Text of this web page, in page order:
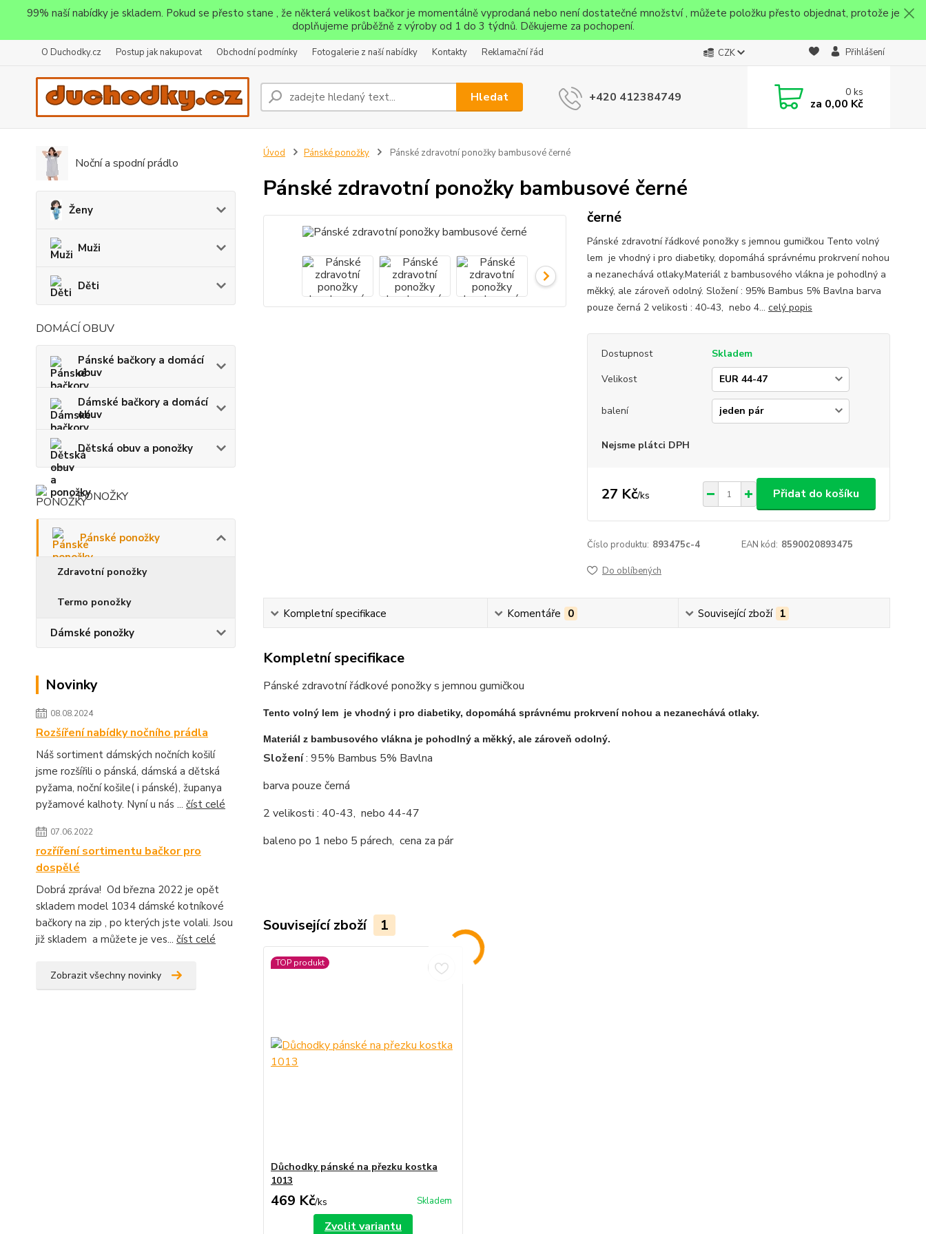
99% naší nabídky je skladem. Pokud se přesto stane , že některá velikost bačkor je momentálně vyprodaná nebo není dostatečné množství , můžete položku přesto objednat, protože je
doplňujeme průběžně z výroby od 1 do 3 týdnů. Děkujeme za pochopení.
O Duchodky.cz Postup jak nakupovat Obchodní podmínky Fotogalerie z naší nabídky Kontakty Reklamační řád CZK Přihlášení
Hledat +420 412384749 0ks
za 0,00 Kč
Noční a spodní prádlo
Ženy
Muži
Děti
DOMÁCÍ OBUV
Pánské bačkory a domácí
obuv
Dámské bačkory a domácí
obuv
Dětská obuv a ponožky
PONOŽKY
Pánské ponožky
Zdravotní ponožky
Termo ponožky
Dámské ponožky
Novinky
08.08.2024
Rozšíření nabídky nočního prádla
Náš sortiment dámských nočních košilí
jsme rozšířili o pánská, dámská a dětská
pyžama, noční košile( i pánské), županya
pyžamové kalhoty. Nyní u nás ... číst celé
07.06.2022
rozříření sortimentu bačkor pro
dospělé
Dobrá zpráva! Od března 2022 je opět
skladem model 1034 dámské kotníkové
bačkory na zip , po kterých jste volali. Jsou
již skladem a můžete je ves... číst celé
Zobrazit všechny novinky
Úvod Pánské ponožky Pánské zdravotní ponožky bambusové černé
Pánské zdravotní ponožky bambusové černé
černé
Pánské zdravotní řádkové ponožky s jemnou gumičkou Tento volný
lem je vhodný i pro diabetiky, dopomáhá správnému prokrvení nohou
a nezanechává otlaky.Materiál z bambusového vlákna je pohodlný a
měkký, ale zároveň odolný. Složení : 95% Bambus 5% Bavlna barva
pouze černá 2 velikosti : 40-43, nebo 4... celý popis
Dostupnost
Skladem
Velikost
balení
Nejsme plátci DPH
27 Kč/ks Přidat do košíku
Číslo produktu: 893475c-4 EAN kód: 8590020893475
Do oblíbených
Kompletní specifikace Komentáře 0 Související zboží 1
Kompletní specifikace
Pánské zdravotní řádkové ponožky s jemnou gumičkou
Tento volný lem je vhodný i pro diabetiky, dopomáhá správnému prokrvení nohou a nezanechává otlaky.
Materiál z bambusového vlákna je pohodlný a měkký, ale zároveň odolný.
Složení: 95% Bambus 5% Bavlna
barva pouze černá
2 velikosti : 40-43, nebo 44-47
baleno po 1 nebo 5 párech, cena za pár
Související zboží 1
TOP produkt
Důchodky pánské na přezku kostka
1013
469 Kč/ks Skladem
Zvolit variantu